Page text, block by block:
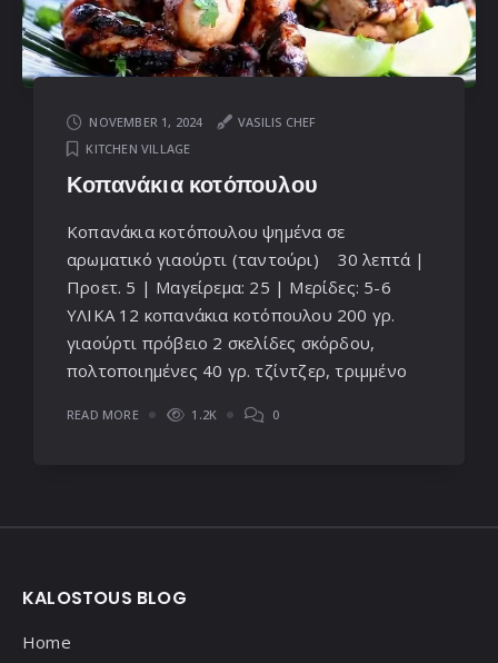
NOVEMBER 1, 2024
VASILIS CHEF
KITCHEN VILLAGE
Κοπανάκια κοτόπουλου
Κοπανάκια κοτόπουλου ψημένα σε
αρωματικό γιαούρτι (ταντούρι) 30 λεπτά |
Προετ. 5 | Μαγείρεμα: 25 | Μερίδες: 5-6
ΥΛΙΚΑ 12 κοπανάκια κοτόπουλου 200 γρ.
γιαούρτι πρόβειο 2 σκελίδες σκόρδου,
πολτοποιημένες 40 γρ. τζίντζερ, τριμμένο
READ MORE 1.2K 0
Widgets
KALOSTOUS BLOG
Home